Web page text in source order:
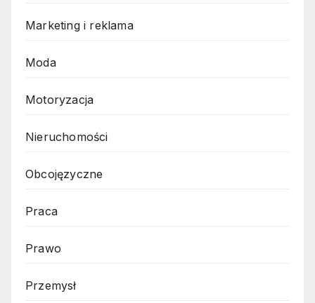
Marketing i reklama
Moda
Motoryzacja
Nieruchomości
Obcojęzyczne
Praca
Prawo
Przemysł